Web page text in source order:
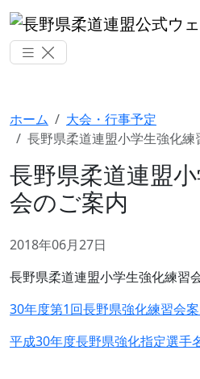
ホーム
大会・行事予定
長野県柔道連盟小学生強化練
長野県柔道連盟
会のご案内
2018年06月27日
長野県柔道連盟小学生強化練習
30年度第1回長野県強化練習会
平成30年度長野県強化指定選手